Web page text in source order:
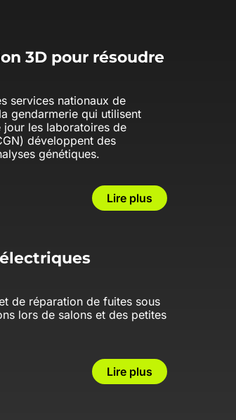
3D pour résoudre
services nationaux de
gendarmerie qui utilisent
jour les laboratoires de
développent des
génétiques.
Lire plus
de réparation de fuites sous
lors de salons et des petites
Lire plus